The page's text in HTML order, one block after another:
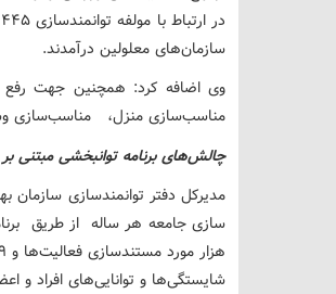
سازمان‌های معلولین درآمدند.
مناسب‌سازی منزل، مناسب‌سازی
چالش‌های برنامه توانبخشی مبتنی
مدیرکل دفتر توانمندسازی
شایستگی‌ها و توانایی‌های افراد